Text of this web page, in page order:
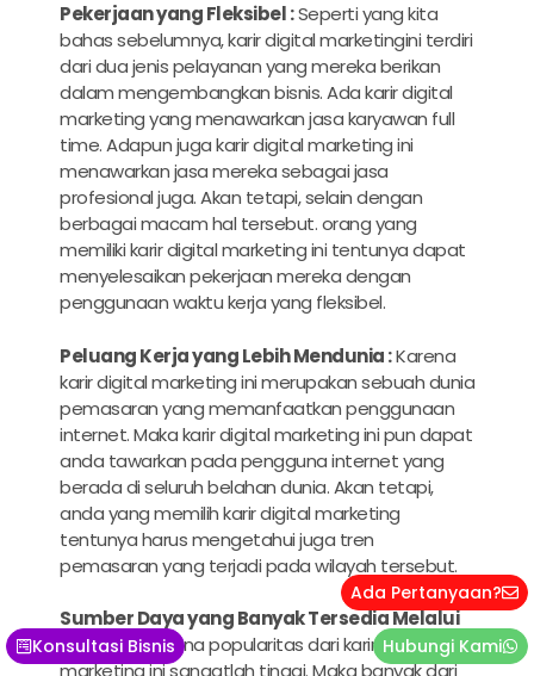
Pekerjaan yang Fleksibel :Seperti yang kita
bahas sebelumnya,karir digital marketingini terdiri
dari dua jenis pelayanan yang mereka berikan
dalam mengembangkan bisnis. Adakarir digital
marketingyang menawarkan jasa karyawan full
time. Adapun jugakarir digital marketing ini
menawarkan jasa mereka sebagai jasa
profesional juga. Akan tetapi, selain dengan
berbagai macam hal tersebut. orang yang
memiliki karirdigital marketingini tentunya dapat
menyelesaikan pekerjaan mereka dengan
penggunaan waktu kerja yang fleksibel.
Peluang Kerja yang Lebih Mendunia :Karena
karir digital marketingini merupakan sebuah dunia
pemasaran yang memanfaatkan penggunaan
internet. Makakarir digital marketingini pun dapat
anda tawarkan pada pengguna internet yang
berada di seluruh belahan dunia. Akan tetapi,
anda yang memilihkarir digital marketing
tentunya harus mengetahui juga tren
pemasaran yang terjadi pada wilayah tersebut.
Sumber Daya yang Banyak Tersedia Melalui
Internet :Karena popularitas darikarir digital
marketingini sangatlah tinggi. Maka banyak dari
Ada Pertanyaan?
Hubungi Kami
Konsultasi Bisnis